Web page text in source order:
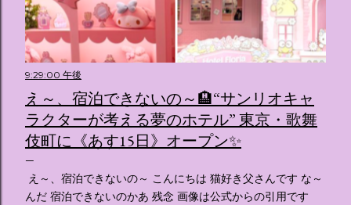
9:29:00 午後
え～、宿泊できないの～🏨“サンリオキャ
ラクターが考える夢のホテル” 東京・歌舞
伎町に《あす15日》オープン✨️
え～、宿泊できないの～ こんにちは 猫好き父さんです な～
んだ 宿泊できないのかあ 残念 画像は公式からの引用です